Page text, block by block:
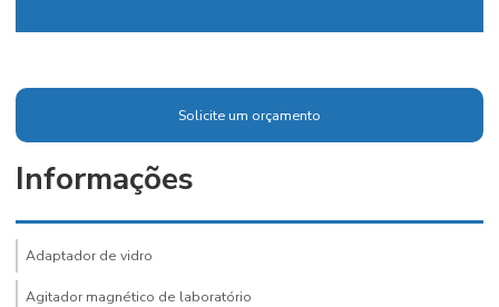
Solicite um orçamento
Informações
Adaptador de vidro
Agitador magnético de laboratório